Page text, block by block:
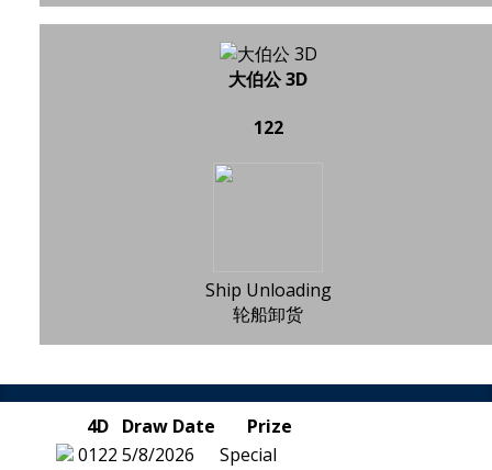
大伯公 3D
122
Ship Unloading
轮船卸货
4D Draw Date
Prize
0122 5/8/2026
Special